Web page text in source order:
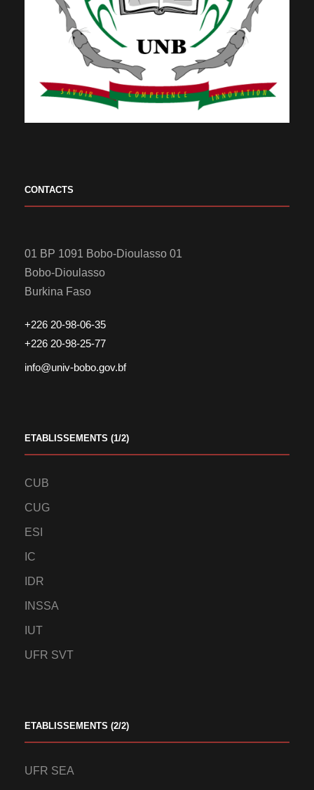
CONTACTS
01 BP 1091 Bobo-Dioulasso 01
Bobo-Dioulasso
Burkina Faso
+226 20-98-06-35
+226 20-98-25-77
info@univ-bobo.gov.bf
ETABLISSEMENTS (1/2)
CUB
CUG
ESI
IC
IDR
INSSA
IUT
UFR SVT
ETABLISSEMENTS (2/2)
UFR SEA